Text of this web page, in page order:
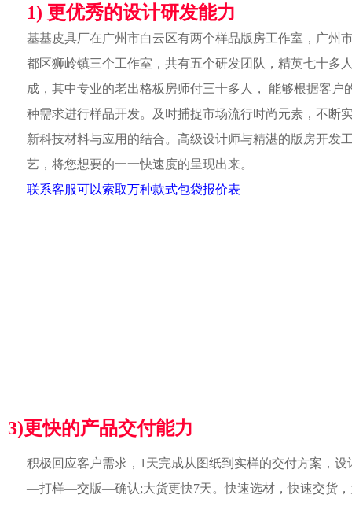
1) 更优秀的设计研发能力
基基皮具厂在广州市白云区有两个样品版房工作室，广州
都区狮岭镇三个工作室，共有五个研发团队，精英七十多
成，其中专业的老出格板房师付三十多人， 能够根据客户
种需求进行样品开发。及时捕捉市场流行时尚元素，不断
新科技材料与应用的结合。高级设计师与精湛的版房开发
艺，将您想要的一一快速度的呈现出来。
联系客服可以索取万种款式包袋报价表
3)更快的产品交付能力
积极回应客户需求，1天完成从图纸到实样的交付方案，设
—打样—交版—确认;大货更快7天。快速选材，快速交货